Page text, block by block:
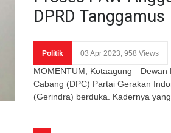
DPRD Tanggamus
Politik 03 Apr 2023, 958 Views
MOMENTUM, Kotaagung—Dewan
Cabang (DPC) Partai Gerakan
(Gerindra) berduka. Kadernya yang